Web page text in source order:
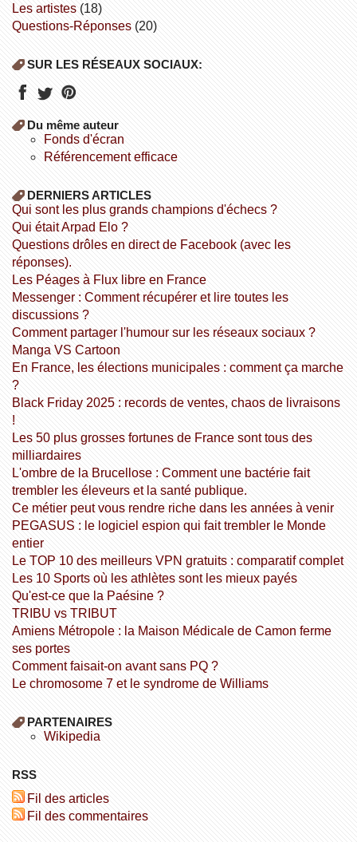
Les artistes(18)
Questions-Réponses(20)
SUR LES RÉSEAUX SOCIAUX:
Du même auteur
fonds d'écran
référencement efficace
DERNIERS ARTICLES
Qui sont les plus grands champions d'échecs ?
Qui était Arpad Elo ?
Questions drôles en direct de Facebook (avec les
réponses).
Les Péages à Flux libre en France
Messenger : Comment récupérer et lire toutes les
discussions ?
Comment partager l'humour sur les réseaux sociaux ?
Manga VS Cartoon
En France, les élections municipales : comment ça marche
?
Black Friday 2025 : records de ventes, chaos de livraisons
!
Les 50 plus grosses fortunes de France sont tous des
milliardaires
L'ombre de la Brucellose : Comment une bactérie fait
trembler les éleveurs et la santé publique.
Ce métier peut vous rendre riche dans les années à venir
PEGASUS : le logiciel espion qui fait trembler le Monde
entier
Le TOP 10 des meilleurs VPN gratuits : comparatif complet
Les 10 Sports où les athlètes sont les mieux payés
Qu'est-ce que la Paésine ?
TRIBU vs TRIBUT
Amiens Métropole : la Maison Médicale de Camon ferme
ses portes
Comment faisait-on avant sans PQ ?
Le chromosome 7 et le syndrome de Williams
PARTENAIRES
wikipedia
RSS
Fil des articles
Fil des commentaires